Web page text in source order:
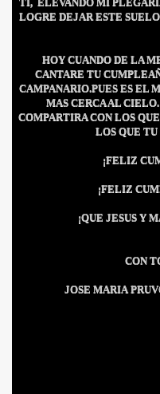
LOGRE DEJAR ESTE
HOY CUANDO DE LA
CANTARE TU
CAMPANARIO.PUES ES EL
MAS CERCA AL
COMPARTIRA CON LOS
LOS QUE
¡FELIZ
¡FELIZ
¡QUE JESUS Y
CON
JOSE MARIA